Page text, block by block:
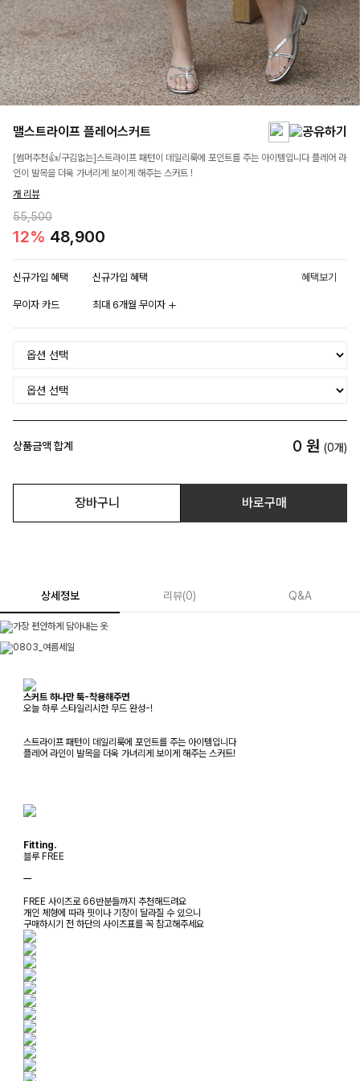
맬스트라이프 플레어스커트
[썸머추천👍/구김없는]스트라이프 패턴이 데일리룩에 포인트를 주는 아이템입니다 플레어 라
인이 발목을 더욱 가녀리게 보이게 해주는 스커트 !
개 리뷰
55,500
12% 48,900
신규가입 혜택 신규가입 혜택 혜택보기
무이자 카드 최대 6개월 무이자
상품금액 합계 0 원 (0개)
장바구니 바로구매
상세정보 리뷰(0) Q&A
스커트 하나만 툭-착용해주면
오늘 하루 스타일리시한 무드 완성-!
스트라이프 패턴이 데일리룩에 포인트를 주는 아이템입니다
플레어 라인이 발목을 더욱 가녀리게 보이게 해주는 스커트!
Fitting.
블루 FREE
ㅡ
FREE 사이즈로 66반분들까지 추천해드려요
개인 체형에 따라 핏이나 기장이 달라질 수 있으니
구매하시기 전 하단의 사이즈표를 꼭 참고해주세요